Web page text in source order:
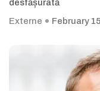
desfășurată
Externe
February 15